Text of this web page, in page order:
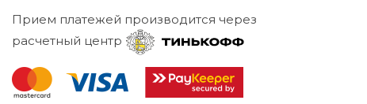
Прием платежей производится через
расчетный центр